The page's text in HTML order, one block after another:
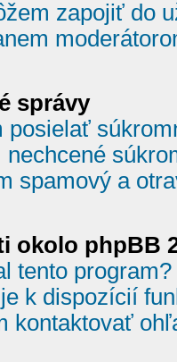
zapojiť do
správy
posielať
nechcené
spamový a
okolo phpBB
tento program?
k dispozícií
kontaktovať